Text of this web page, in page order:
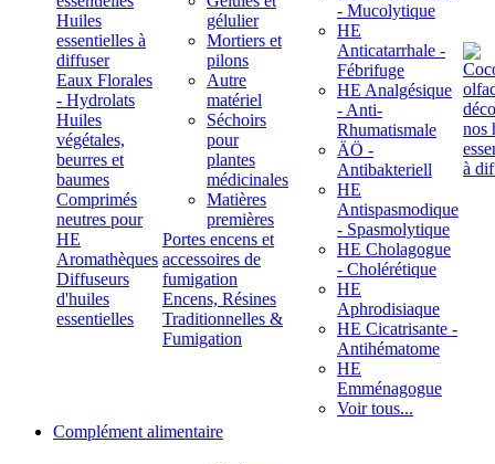
Huiles
essentielles à
diffuser
Eaux Florales
- Hydrolats
Huiles
végétales,
beurres et
baumes
Comprimés
neutres pour
HE
Aromathèques
Diffuseurs
d'huiles
essentielles
gélulier
Mortiers et
pilons
Autre
matériel
Séchoirs
pour
plantes
médicinales
Matières
premières
Portes encens et
accessoires de
fumigation
Encens, Résines
Traditionnelles &
Fumigation
- Mucolytique
HE
Anticatarrhale -
Fébrifuge
HE Analgésique
- Anti-
Rhumatismale
ÄÖ -
Antibakteriell
HE
Antispasmodique
- Spasmolytique
HE Cholagogue
- Cholérétique
HE
Aphrodisiaque
HE Cicatrisante -
Antihématome
HE
Emménagogue
Voir tous...
Complément alimentaire